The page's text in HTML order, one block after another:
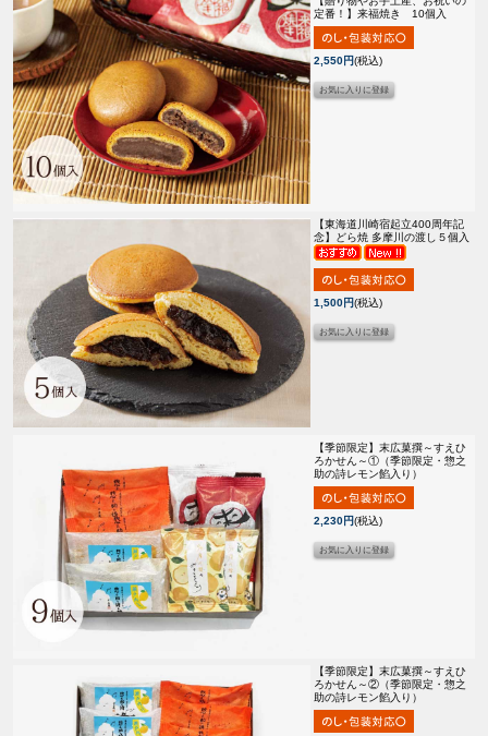
定番！】 来福焼き 10個入
2,550円(税込)
【東海道川崎宿起立400周年記
念】 どら焼 多摩川の渡し５個入
1,500円(税込)
【季節限定】 末広菓撰～すえひ
ろかせん～①（季節限定・惣之
助の詩レモン餡入り）
2,230円(税込)
【季節限定】 末広菓撰～すえひ
ろかせん～②（季節限定・惣之
助の詩レモン餡入り）